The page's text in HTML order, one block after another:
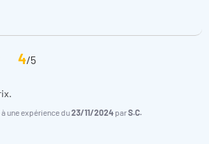
4/5
à une expérience du23/11/2024 parS.C.